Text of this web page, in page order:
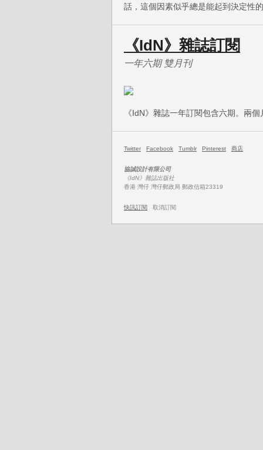
話，這個因素似乎總是能起到決定性
《IdN》雜誌訂閱
一年六期 雙月刊
《IdN》雜誌一年訂閱包含六期。兩
Twitter Facebook Tumblr Pinterest 商店
協誠設計有限公司
《IdN》雜誌出版社
香港 灣仔 灣仔郵政局 郵政信箱23319
快訊訂閱 取消訂閱